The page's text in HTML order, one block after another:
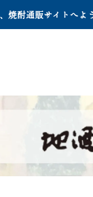
焼酎通販サイトへ